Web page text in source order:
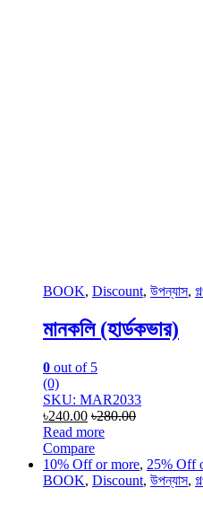
BOOK, Discount, উপন্যাস,
মানকলি (হার্ডকভার)
0 out of 5
(0)
SKU: MAR2033
৳240.00 ৳280.00
Read more
Compare
10% Off or more, 25% Off
BOOK, Discount, উপন্যাস,